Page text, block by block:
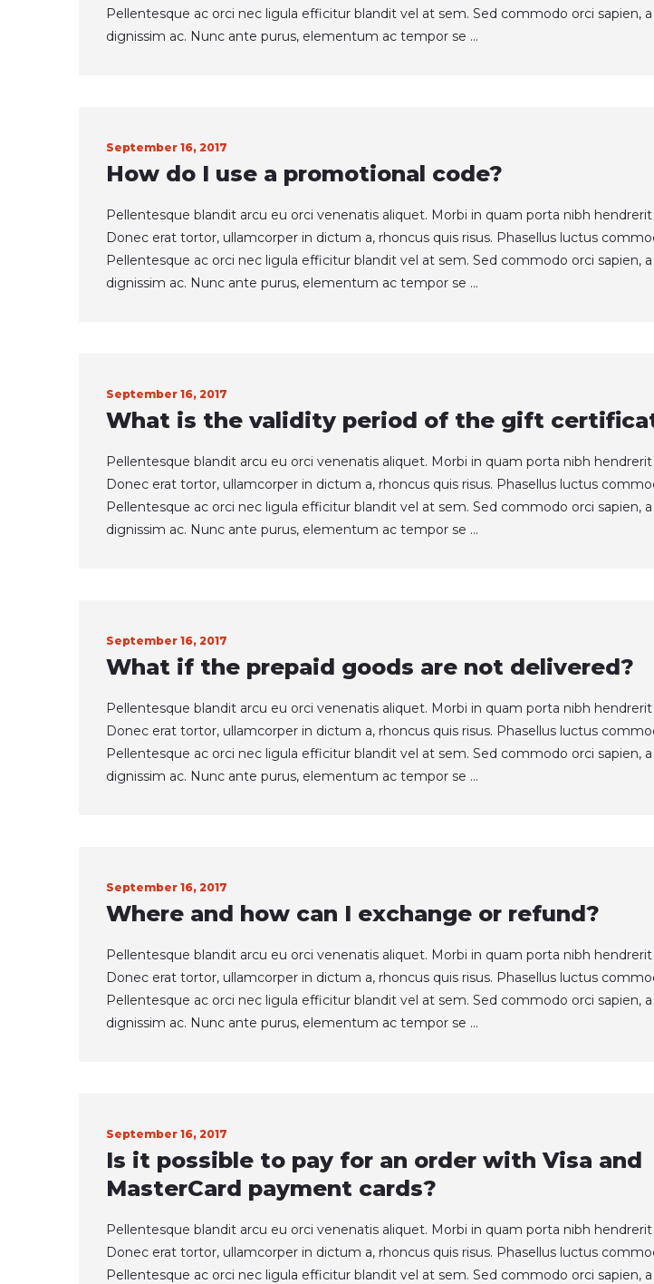
Pellentesque ac orci nec ligula efficitur blandit vel at sem. Sed commodo orci sapien,
dignissim ac. Nunc ante purus, elementum ac tempor se ...
September 16, 2017
How do I use a promotional code?
Pellentesque blandit arcu eu orci venenatis aliquet. Morbi in quam porta nibh hendrerit
Donec erat tortor, ullamcorper in dictum a, rhoncus quis risus. Phasellus luctus
Pellentesque ac orci nec ligula efficitur blandit vel at sem. Sed commodo orci sapien,
dignissim ac. Nunc ante purus, elementum ac tempor se ...
September 16, 2017
What is the validity period of the gift
Pellentesque blandit arcu eu orci venenatis aliquet. Morbi in quam porta nibh hendrerit
Donec erat tortor, ullamcorper in dictum a, rhoncus quis risus. Phasellus luctus
Pellentesque ac orci nec ligula efficitur blandit vel at sem. Sed commodo orci sapien,
dignissim ac. Nunc ante purus, elementum ac tempor se ...
September 16, 2017
What if the prepaid goods are not delivered?
Pellentesque blandit arcu eu orci venenatis aliquet. Morbi in quam porta nibh hendrerit
Donec erat tortor, ullamcorper in dictum a, rhoncus quis risus. Phasellus luctus
Pellentesque ac orci nec ligula efficitur blandit vel at sem. Sed commodo orci sapien,
dignissim ac. Nunc ante purus, elementum ac tempor se ...
September 16, 2017
Where and how can I exchange or refund?
Pellentesque blandit arcu eu orci venenatis aliquet. Morbi in quam porta nibh hendrerit
Donec erat tortor, ullamcorper in dictum a, rhoncus quis risus. Phasellus luctus
Pellentesque ac orci nec ligula efficitur blandit vel at sem. Sed commodo orci sapien,
dignissim ac. Nunc ante purus, elementum ac tempor se ...
September 16, 2017
Is it possible to pay for an order with Visa and
MasterCard payment cards?
Pellentesque blandit arcu eu orci venenatis aliquet. Morbi in quam porta nibh hendrerit
Donec erat tortor, ullamcorper in dictum a, rhoncus quis risus. Phasellus luctus
Pellentesque ac orci nec ligula efficitur blandit vel at sem. Sed commodo orci sapien,